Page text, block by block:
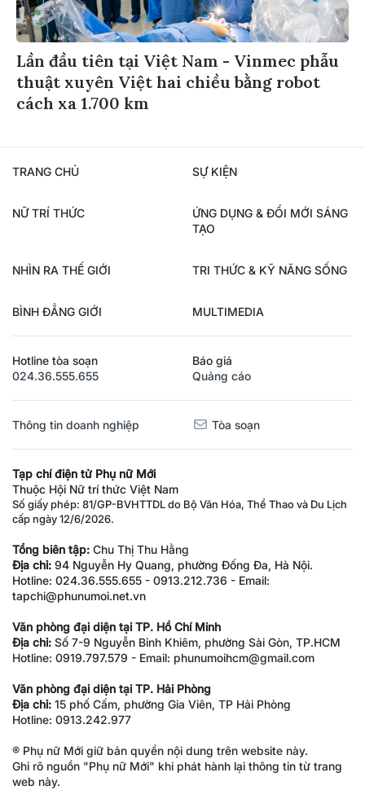
Lần đầu tiên tại Việt Nam - Vinmec phẫu
thuật xuyên Việt hai chiều bằng robot
cách xa 1.700 km
TRANG CHỦ SỰ KIỆN
NỮ TRÍ THỨC
ỨNG DỤNG & ĐỔI MỚI SÁNG
TẠO
NHÌN RA THẾ GIỚI TRI THỨC & KỸ NĂNG SỐNG
BÌNH ĐẲNG GIỚI MULTIMEDIA
Hotline tòa soạn
024.36.555.655
Báo giá
Quảng cáo
Thông tin doanh nghiệp Tòa soạn
Tạp chí điện tử Phụ nữ Mới
Thuộc Hội Nữ trí thức Việt Nam
Số giấy phép: 81/GP-BVHTTDL do Bộ Văn Hóa, Thể Thao và Du Lịch
cấp ngày 12/6/2026.
Tổng biên tập: Chu Thị Thu Hằng
Địa chỉ: 94 Nguyễn Hy Quang, phường Đống Đa, Hà Nội.
Hotline: 024.36.555.655 - 0913.212.736 - Email:
tapchi@phunumoi.net.vn
Văn phòng đại diện tại TP. Hồ Chí Minh
Địa chỉ: Số 7-9 Nguyễn Bỉnh Khiêm, phường Sài Gòn, TP.HCM
Hotline: 0919.797.579 - Email: phunumoihcm@gmail.com
Văn phòng đại diện tại TP. Hải Phòng
Địa chỉ: 15 phố Cấm, phường Gia Viên, TP Hải Phòng
Hotline: 0913.242.977
® Phụ nữ Mới giữ bản quyền nội dung trên website này.
Ghi rõ nguồn "Phụ nữ Mới" khi phát hành lại thông tin từ trang
web này.